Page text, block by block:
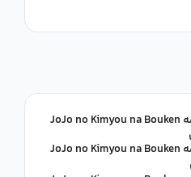
دانلود و تماشای آنلاین انیمه JoJo no Kimyou na Bouken
دانلود و تماشای آنلاین انیمه JoJo no Kimyou na Bouken